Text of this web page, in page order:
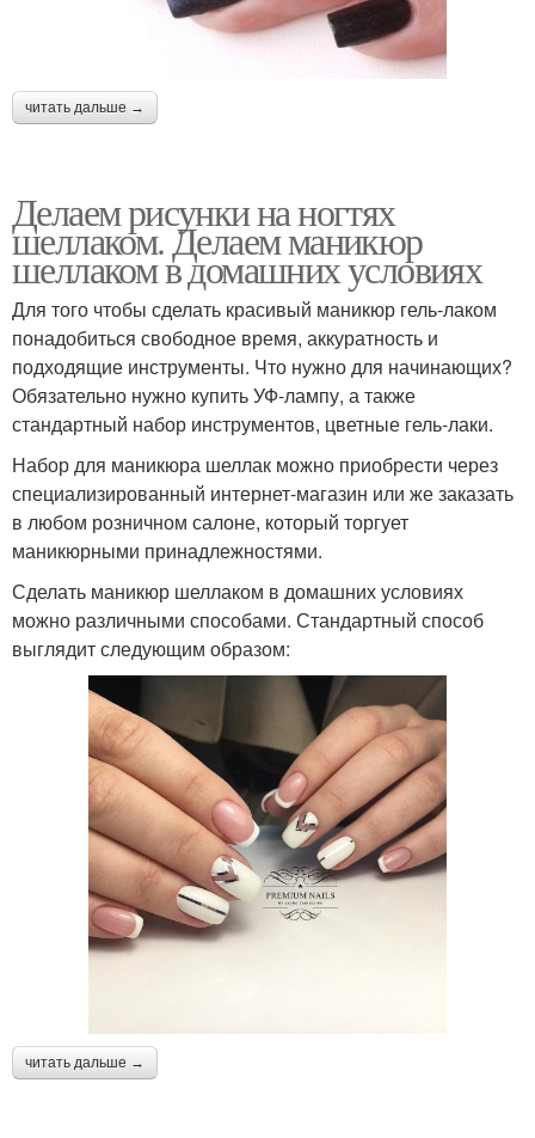
читать дальше →
Делаем рисунки на ногтях
шеллаком. Делаем маникюр
шеллаком в домашних условиях
Для того чтобы сделать красивый маникюр гель-лаком
понадобиться свободное время, аккуратность и
подходящие инструменты. Что нужно для начинающих?
Обязательно нужно купить УФ-лампу, а также
стандартный набор инструментов, цветные гель-лаки.
Набор для маникюра шеллак можно приобрести через
специализированный интернет-магазин или же заказать
в любом розничном салоне, который торгует
маникюрными принадлежностями.
Сделать маникюр шеллаком в домашних условиях
можно различными способами. Стандартный способ
выглядит следующим образом:
читать дальше →